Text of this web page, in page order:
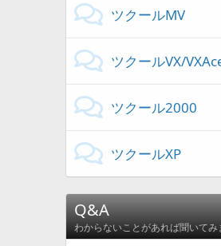
ツクールMV
ツクールVX/
ツクール2000
ツクールXP
Q&A
わからないことがあれば聞いて